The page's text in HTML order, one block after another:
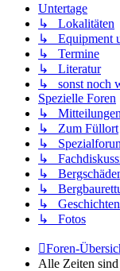
Untertage
↳ Lokalitäten
↳ Equipment
↳ Termine
↳ Literatur
↳ sonst noch
Spezielle Foren
↳ Mitteilungen
↳ Zum Füllort
↳
↳
↳
↳
↳
↳ Fotos
Foren-
Alle Zeiten sind